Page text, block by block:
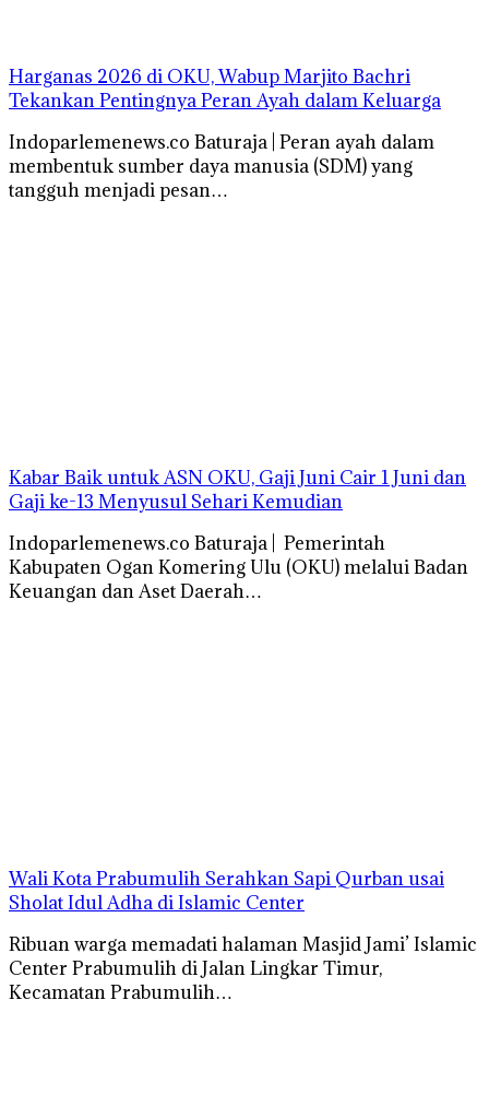
Harganas 2026 di OKU, Wabup Marjito Bachri
Tekankan Pentingnya Peran Ayah dalam Keluarga
Indoparlemenews.co Baturaja | Peran ayah dalam
membentuk sumber daya manusia (SDM) yang
tangguh menjadi pesan…
Kabar Baik untuk ASN OKU, Gaji Juni Cair 1 Juni dan
Gaji ke-13 Menyusul Sehari Kemudian
Indoparlemenews.co Baturaja | Pemerintah
Kabupaten Ogan Komering Ulu (OKU) melalui Badan
Keuangan dan Aset Daerah…
Wali Kota Prabumulih Serahkan Sapi Qurban usai
Sholat Idul Adha di Islamic Center
Ribuan warga memadati halaman Masjid Jami’ Islamic
Center Prabumulih di Jalan Lingkar Timur,
Kecamatan Prabumulih…